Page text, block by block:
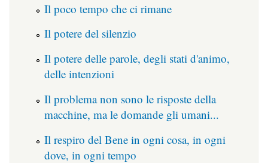
Il poco tempo che ci rimane
Il potere del silenzio
Il potere delle parole, degli stati d'animo,
delle intenzioni
Il problema non sono le risposte della
macchine, ma le domande gli umani...
Il respiro del Bene in ogni cosa, in ogni
dove, in ogni tempo